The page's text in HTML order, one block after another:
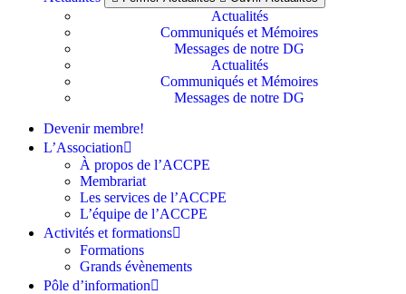
Actualités
Communiqués et Mémoires
Messages de notre DG
Actualités
Communiqués et Mémoires
Messages de notre DG
Devenir membre!
L’Association
À propos de l’ACCPE
Membrariat
Les services de l’ACCPE
L’équipe de l’ACCPE
Activités et formations
Formations
Grands évènements
Pôle d’information